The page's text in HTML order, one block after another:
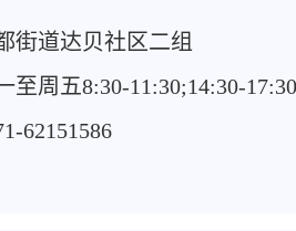
街道达贝社区二组
至周五8:30-11:30;14:30-
62151586